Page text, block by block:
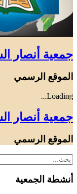
جمعية أنصار
الموقع الرسمي
Loading...
جمعية أنصار
الموقع الرسمي
أنشطة الجمعية